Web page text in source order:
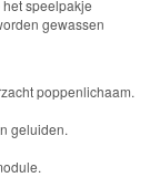
speelpakje
gewassen
poppenlichaam.
geluiden.